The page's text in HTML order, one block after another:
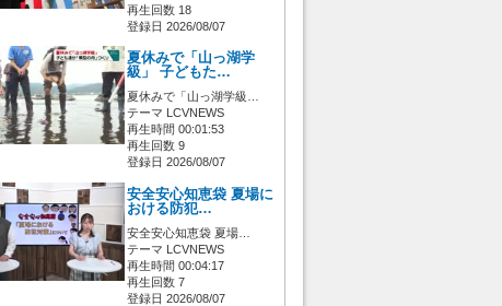
再生回数 18
登録日 2026/08/07
夏休みで「山っ湖学
級」 子どもた…
夏休みで「山っ湖学級…
テーマ LCVNEWS
再生時間 00:01:53
再生回数 9
登録日 2026/08/07
安全安心知恵袋 夏場に
おける防犯…
安全安心知恵袋 夏場…
テーマ LCVNEWS
再生時間 00:04:17
再生回数 7
登録日 2026/08/07